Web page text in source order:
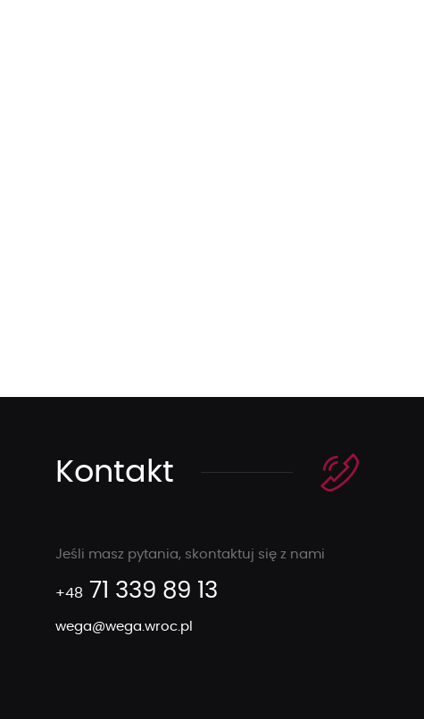
Kontakt
Jeśli masz pytania, skontaktuj się z nami
+48 71 339 89 13
wega@wega.wroc.pl